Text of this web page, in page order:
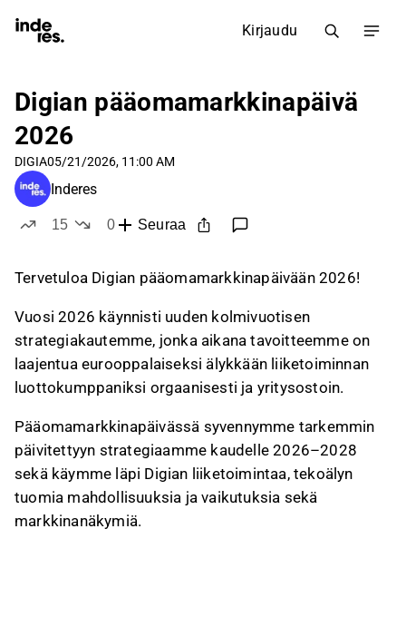
Kirjaudu
Digian pääomamarkkinapäivä
2026
DIGIA05/21/2026, 11:00 AM
Inderes
15
0
Seuraa
Tervetuloa Digian pääomamarkkinapäivään 2026!
Vuosi 2026 käynnisti uuden kolmivuotisen
strategiakautemme, jonka aikana tavoitteemme on
laajentua eurooppalaiseksi älykkään liiketoiminnan
luottokumppaniksi orgaanisesti ja yritysostoin.
Pääomamarkkinapäivässä syvennymme tarkemmin
päivitettyyn strategiaamme kaudelle 2026–2028
sekä käymme läpi Digian liiketoimintaa, tekoälyn
tuomia mahdollisuuksia ja vaikutuksia sekä
markkinanäkymiä.